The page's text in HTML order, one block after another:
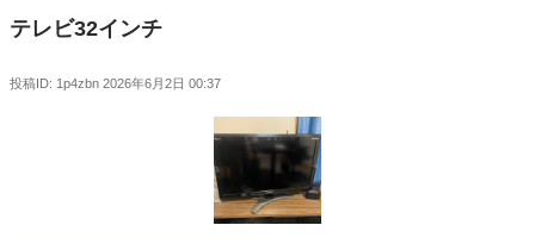
テレビ32インチ
投稿ID: 1p4zbn 2026年6月2日 00:37